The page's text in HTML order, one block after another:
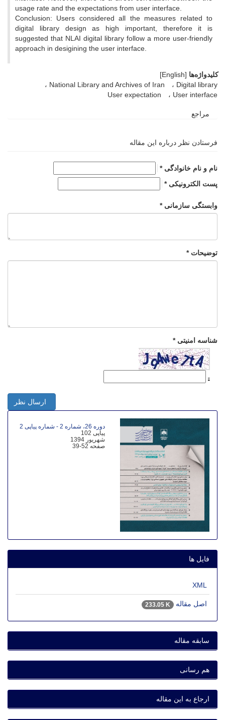
usage rate and the expectations from user interface.
Conclusion: Users considered all the measures related to
digital library design as high important, therefore it is
suggested that NLAI digital library follow a more user-friendly
approach in desigining the user interface.
کلیدواژه‌ها [English]
Digital library
National Library and Archives of Iran
User interface
User expectation
مراجع
فرستادن نظر درباره این مقاله
نام و نام خانوادگی *
پست الکترونیکی *
وابستگی سازمانی *
توضیحات *
شناسه امنیتی *
ارسال نظر
دوره 26، شماره 2 - شماره پیاپی 2
پیاپی 102
شهریور 1394
صفحه 39-52
فایل ها
XML
اصل مقاله 233.05 K
سابقه مقاله
هم رسانی
ارجاع به این مقاله